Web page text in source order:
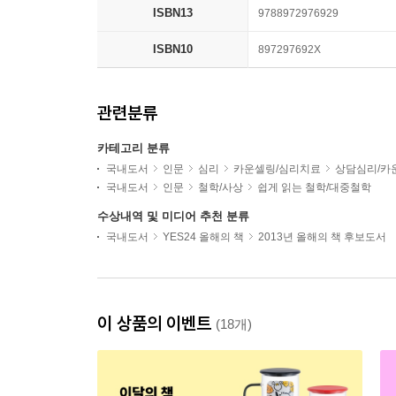
ISBN13 9788972976929
ISBN10 897297692X
관련분류
카테고리 분류
국내도서 인문 심리 카운셀링/심리치료
상담심리/카
국내도서
인문 철학/사상 쉽게 읽는 철학/대중철학
수상내역 및 미디어 추천 분류
국내도서 YES24 올해의 책 2013년 올해의 책 후보도서
이 상품의 이벤트 (18개)